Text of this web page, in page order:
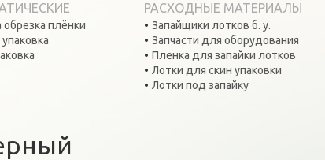
обрезка плёнки
упаковка
РАСХОДНЫЕ МАТЕРИАЛЫ
Запайщики лотков б. у.
Запчасти для оборудования
Пленка для запайки лотков
Лотки для скин упаковки
Лотки под запайку